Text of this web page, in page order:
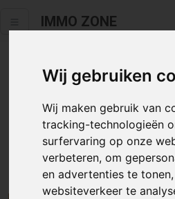
Wij gebruiken
Wij maken gebruik van
tracking-technologieën
surfervaring op onze
verbeteren, om
en advertenties te
websiteverkeer te
IMMO ZONE
Helaas staat dit
meer
Neem zeker een kijkje in ons